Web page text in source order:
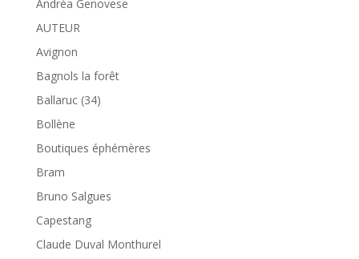
Andréa Genovese
AUTEUR
Avignon
Bagnols la forêt
Ballaruc (34)
Bollène
Boutiques éphémères
Bram
Bruno Salgues
Capestang
Claude Duval Monthurel